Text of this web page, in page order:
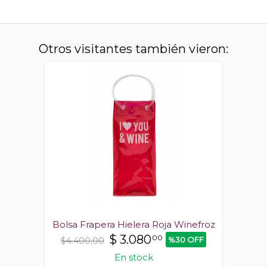
Otros visitantes también vieron:
Bolsa Frapera Hielera Roja Winefroz
$4.400,00 $ 3.08000 %30 OFF
En stock